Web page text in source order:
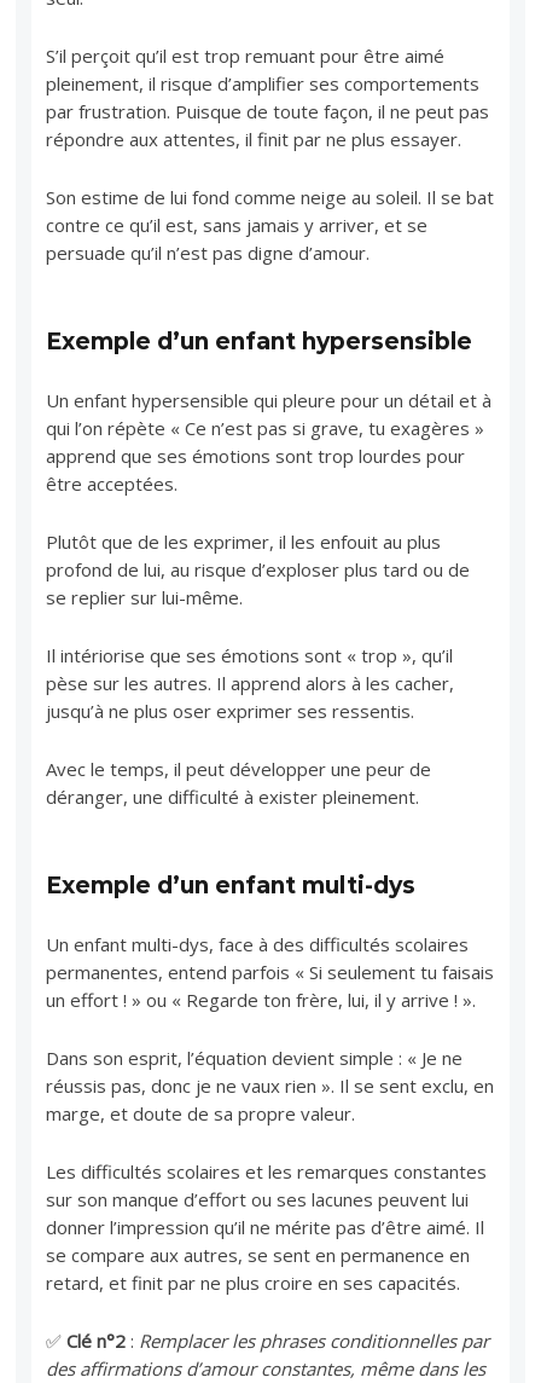
S’il perçoit qu’il est trop remuant pour être aimé
pleinement, il risque d’amplifier ses comportements
par frustration. Puisque de toute façon, il ne peut pas
répondre aux attentes, il finit par ne plus essayer.
Son estime de lui fond comme neige au soleil. Il se bat
contre ce qu’il est, sans jamais y arriver, et se
persuade qu’il n’est pas digne d’amour.
Exemple d’un enfant hypersensible
Un enfant hypersensible qui pleure pour un détail et à
qui l’on répète « Ce n’est pas si grave, tu exagères »
apprend que ses émotions sont trop lourdes pour
être acceptées.
Plutôt que de les exprimer, il les enfouit au plus
profond de lui, au risque d’exploser plus tard ou de
se replier sur lui-même.
Il intériorise que ses émotions sont « trop », qu’il
pèse sur les autres. Il apprend alors à les cacher,
jusqu’à ne plus oser exprimer ses ressentis.
Avec le temps, il peut développer une peur de
déranger, une difficulté à exister pleinement.
Exemple d’un enfant multi-dys
Un enfant multi-dys, face à des difficultés scolaires
permanentes, entend parfois « Si seulement tu faisais
un effort ! » ou « Regarde ton frère, lui, il y arrive ! ».
Dans son esprit, l’équation devient simple : « Je ne
réussis pas, donc je ne vaux rien ». Il se sent exclu, en
marge, et doute de sa propre valeur.
Les difficultés scolaires et les remarques constantes
sur son manque d’effort ou ses lacunes peuvent lui
donner l’impression qu’il ne mérite pas d’être aimé. Il
se compare aux autres, se sent en permanence en
retard, et finit par ne plus croire en ses capacités.
✅Clé n°2 : Remplacer les phrases conditionnelles par
des affirmations d’amour constantes, même dans les